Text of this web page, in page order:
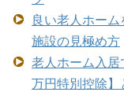
良い老人ホー
施設の見極め方
老人ホーム入
万円特別控除】